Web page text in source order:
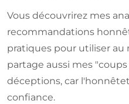
Vous découvrirez mes
recommandations
pratiques pour utiliser au
partage aussi mes
déceptions, car
confiance.